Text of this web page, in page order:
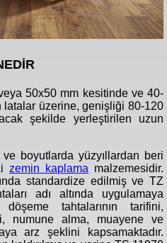
50x50 mm kesitinde ve 40-
latalar üzerine, genişliği 80-120
şekilde yerleştirilen uzun
boyutlarda yüzyıllardan beri
zemin kaplama malzemesidir.
standardize edilmiş ve TZ
adı altında uygulamaya
tahtalarının tarifini,
numune alma, muayene ve
arz şeklini kapsamaktadır.